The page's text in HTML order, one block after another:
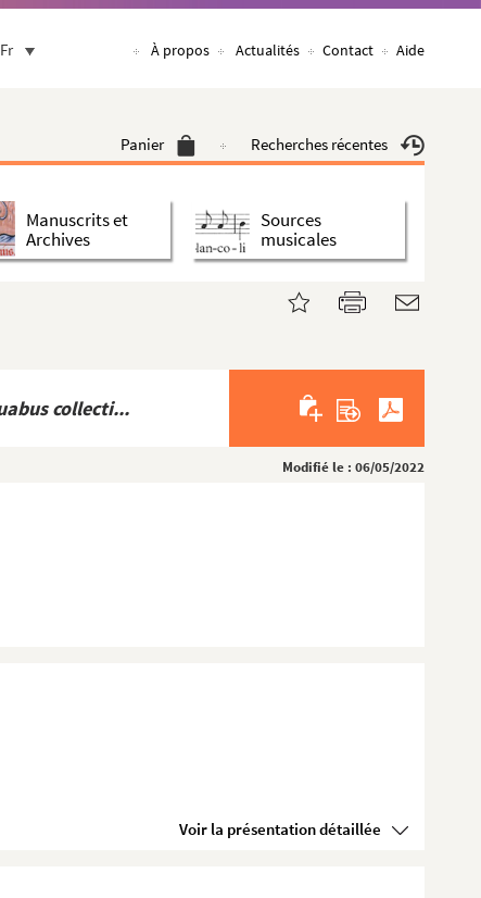
À propos Actualités Contact Aide
Panier Recherches récentes
Manuscrits et
Archives
Sources
musicales
collecti...
Modifié le : 06/05/2022
Voir la présentation détaillée